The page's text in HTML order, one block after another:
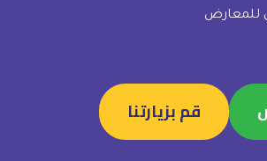
للمعارض
قم بزيارتنا